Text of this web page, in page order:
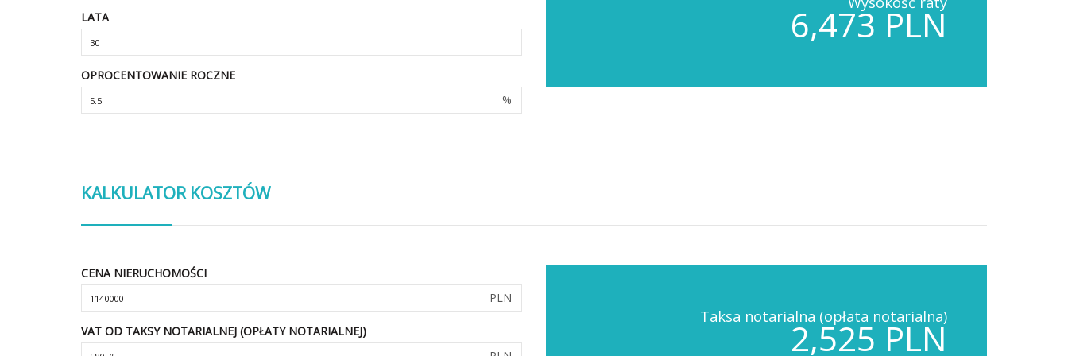
LATA
OPROCENTOWANIE ROCZNE
%
6,473 PLN
KALKULATOR KOSZTÓW
CENA NIERUCHOMOŚCI
PLN
VAT OD TAKSY NOTARIALNEJ (OPŁATY NOTARIALNEJ)
Taksa notarialna (opłata notarialna)
2,525 PLN